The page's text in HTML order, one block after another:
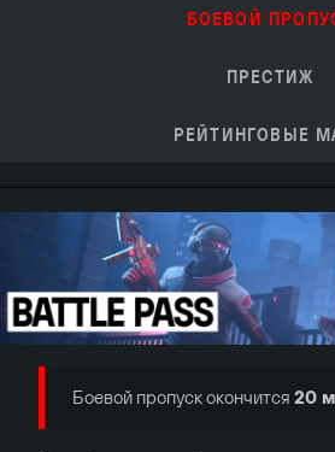
БОЕВОЙ
ПРЕСТИЖ
РЕЙТИНГОВЫЕ
Боевой пропуск окончится 20